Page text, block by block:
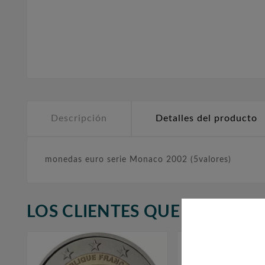
Descripción Detalles del producto
monedas euro serie Monaco 2002 (5valores)
LOS CLIENTES QUE